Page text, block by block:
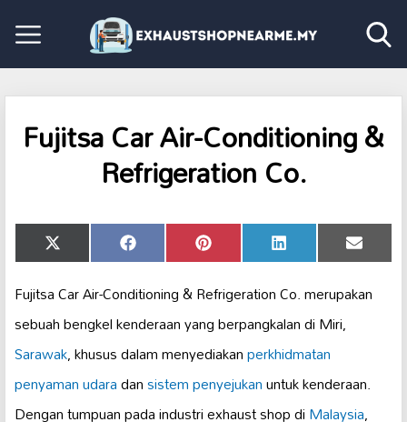
Fujitsa Car Air-Conditioning &
Refrigeration Co.
Share
on
X
(Twitter)
Share
on
Facebook Share
on
Pinterest Share
on
LinkedIn Share
on
Email
Fujitsa Car Air-Conditioning & Refrigeration Co. merupakan
sebuah bengkel kenderaan yang berpangkalan di Miri,
Sarawak, khusus dalam menyediakanperkhidmatan
penyaman udaradansistem penyejukanuntuk kenderaan.
Dengan tumpuan pada industri exhaust shop diMalaysia,